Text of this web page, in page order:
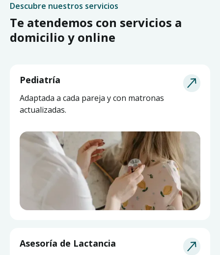
Descubre nuestros servicios
Te atendemos con servicios a
domicilio y online
Pediatría
Adaptada a cada pareja y con matronas
actualizadas.
Asesoría de Lactancia